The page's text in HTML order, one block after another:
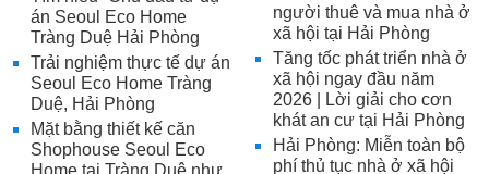
người thuê và mua nhà ở
xã hội tại Hải Phòng
Tăng tốc phát triển nhà ở
xã hội ngay đầu năm
2026 | Lời giải cho cơn
khát an cư tại Hải Phòng
Hải Phòng: Miễn toàn bộ
phí thủ tục nhà ở xã hội
án Seoul Eco Home
Tràng Duệ Hải Phòng
Trải nghiệm thực tế dự án
Seoul Eco Home Tràng
Duệ, Hải Phòng
Mặt bằng thiết kế căn
Shophouse Seoul Eco